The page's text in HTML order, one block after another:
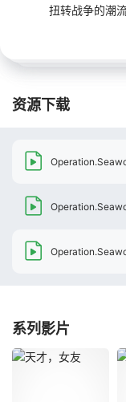
扭转战争的潮
资源下载
系列影片